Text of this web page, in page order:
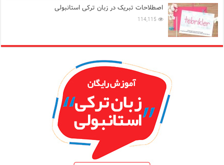
اصطلاحات تبریک در زبان ترکی استانبولی
114,115